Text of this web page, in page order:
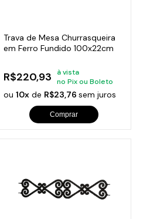
Trava de Mesa Churrasqueira
em Ferro Fundido 100x22cm
R$220,93
à vista
no Pix ou Boleto
ou10x de R$23,76sem juros
Comprar